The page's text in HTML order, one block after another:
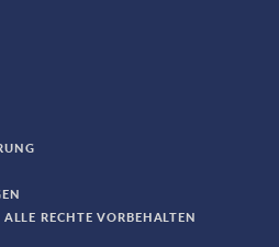
RECHTE VORBEHALTEN